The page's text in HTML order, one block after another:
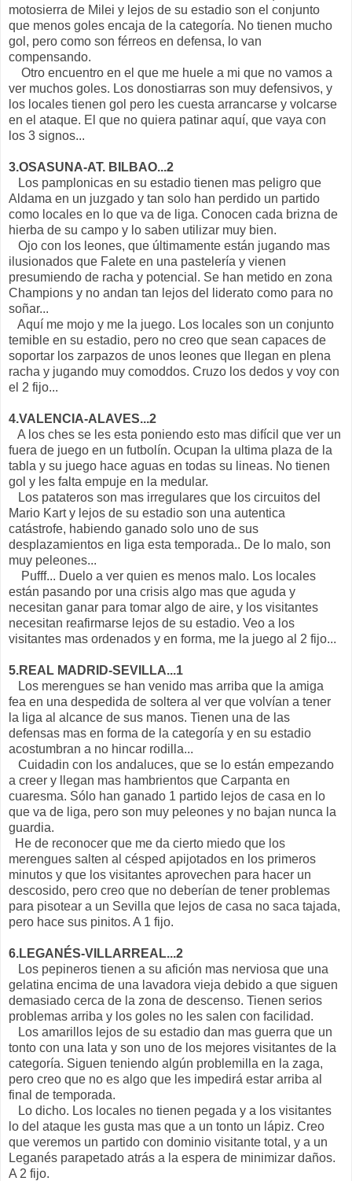
motosierra de Milei y lejos de su estadio son el conjunto
que menos goles encaja de la categoría. No tienen mucho
gol, pero como son férreos en defensa, lo van
compensando.
Otro encuentro en el que me huele a mi que no vamos a
ver muchos goles. Los donostiarras son muy defensivos, y
los locales tienen gol pero les cuesta arrancarse y volcarse
en el ataque. El que no quiera patinar aquí, que vaya con
los 3 signos...
3.OSASUNA-AT. BILBAO...2
Los pamplonicas en su estadio tienen mas peligro que
Aldama en un juzgado y tan solo han perdido un partido
como locales en lo que va de liga. Conocen cada brizna de
hierba de su campo y lo saben utilizar muy bien.
Ojo con los leones, que últimamente están jugando mas
ilusionados que Falete en una pastelería y vienen
presumiendo de racha y potencial. Se han metido en zona
Champions y no andan tan lejos del liderato como para no
soñar...
Aquí me mojo y me la juego. Los locales son un conjunto
temible en su estadio, pero no creo que sean capaces de
soportar los zarpazos de unos leones que llegan en plena
racha y jugando muy comoddos. Cruzo los dedos y voy con
el 2 fijo...
4.VALENCIA-ALAVES...2
A los ches se les esta poniendo esto mas difícil que ver un
fuera de juego en un futbolín. Ocupan la ultima plaza de la
tabla y su juego hace aguas en todas su lineas. No tienen
gol y les falta empuje en la medular.
Los patateros son mas irregulares que los circuitos del
Mario Kart y lejos de su estadio son una autentica
catástrofe, habiendo ganado solo uno de sus
desplazamientos en liga esta temporada.. De lo malo, son
muy peleones...
Pufff... Duelo a ver quien es menos malo. Los locales
están pasando por una crisis algo mas que aguda y
necesitan ganar para tomar algo de aire, y los visitantes
necesitan reafirmarse lejos de su estadio. Veo a los
visitantes mas ordenados y en forma, me la juego al 2 fijo...
5.REAL MADRID-SEVILLA...1
Los merengues se han venido mas arriba que la amiga
fea en una despedida de soltera al ver que volvían a tener
la liga al alcance de sus manos. Tienen una de las
defensas mas en forma de la categoría y en su estadio
acostumbran a no hincar rodilla...
Cuidadin con los andaluces, que se lo están empezando
a creer y llegan mas hambrientos que Carpanta en
cuaresma. Sólo han ganado 1 partido lejos de casa en lo
que va de liga, pero son muy peleones y no bajan nunca la
guardia.
He de reconocer que me da cierto miedo que los
merengues salten al césped apijotados en los primeros
minutos y que los visitantes aprovechen para hacer un
descosido, pero creo que no deberían de tener problemas
para pisotear a un Sevilla que lejos de casa no saca tajada,
pero hace sus pinitos. A 1 fijo.
6.LEGANÉS-VILLARREAL...2
Los pepineros tienen a su afición mas nerviosa que una
gelatina encima de una lavadora vieja debido a que siguen
demasiado cerca de la zona de descenso. Tienen serios
problemas arriba y los goles no les salen con facilidad.
Los amarillos lejos de su estadio dan mas guerra que un
tonto con una lata y son uno de los mejores visitantes de la
categoría. Siguen teniendo algún problemilla en la zaga,
pero creo que no es algo que les impedirá estar arriba al
final de temporada.
Lo dicho. Los locales no tienen pegada y a los visitantes
lo del ataque les gusta mas que a un tonto un lápiz. Creo
que veremos un partido con dominio visitante total, y a un
Leganés parapetado atrás a la espera de minimizar daños.
A 2 fijo.